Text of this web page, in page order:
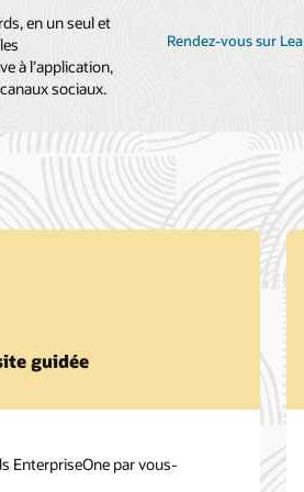
en un seul et
à l’application,
sociaux.
Rendez-vous sur
guidée
EnterpriseOne par vous-